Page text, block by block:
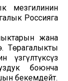
мезгилинин
Россияга
жана
Төрагалыкты
боюнча
бекемдейт.